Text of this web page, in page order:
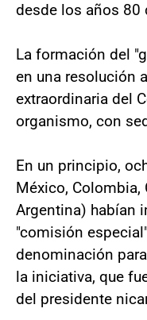
desde los años 80
La formación del
en una resolución
extraordinaria del
organismo, con
En un principio,
México, Colombia,
Argentina) habían
"comisión
denominación
la iniciativa, que
del presidente